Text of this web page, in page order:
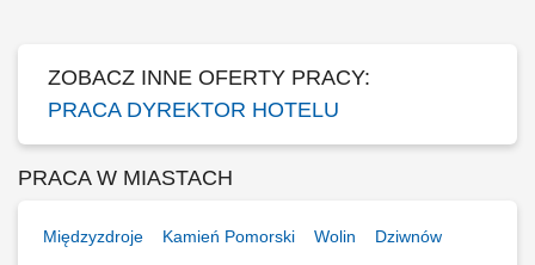
ZOBACZ INNE OFERTY PRACY:
PRACA DYREKTOR HOTELU
PRACA W MIASTACH
Międzyzdroje Kamień Pomorski Wolin Dziwnów